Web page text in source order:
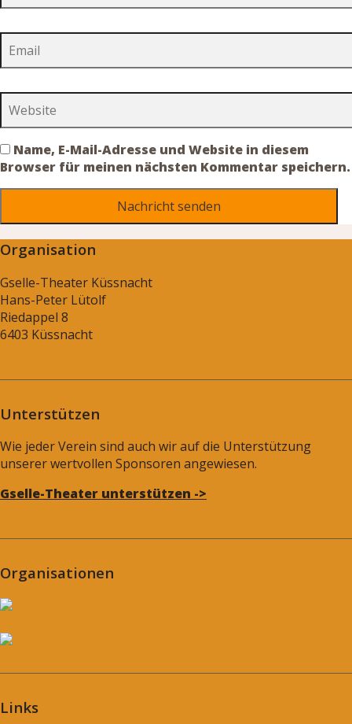
Name, E-Mail-Adresse und Website in diesem
Browser für meinen nächsten Kommentar speichern.
Organisation
Gselle-Theater Küssnacht
Hans-Peter Lütolf
Riedappel 8
6403 Küssnacht
Unterstützen
Wie jeder Verein sind auch wir auf die Unterstützung
unserer wertvollen Sponsoren angewiesen.
Gselle-Theater unterstützen ->
Organisationen
Links